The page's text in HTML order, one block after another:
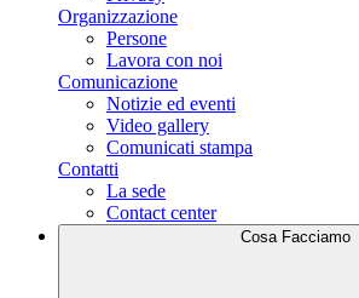
Organizzazione
Persone
Lavora con noi
Comunicazione
Notizie ed eventi
Video gallery
Comunicati stampa
Contatti
La sede
Contact center
Cosa Facciamo